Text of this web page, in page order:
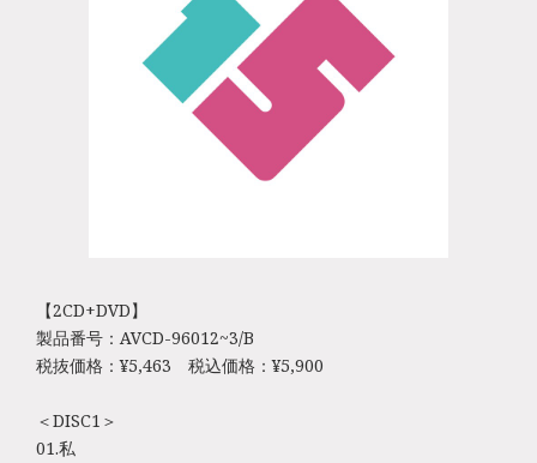
【2CD+DVD】
製品番号：AVCD-96012~3/B
税抜価格：¥5,463 税込価格：¥5,900
＜DISC1＞
01.私